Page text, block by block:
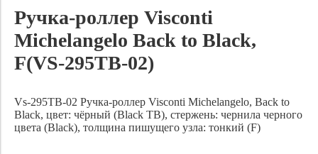
Ручка-роллер Visconti
Michelangelo Back to Black,
F(VS-295TB-02)
Vs-295TB-02 Ручка-роллер Visconti Michelangelo, Back to
Black, цвет: чёрный (Black TB), стержень: чернила черного
цвета (Black), толщина пишущего узла: тонкий (F)